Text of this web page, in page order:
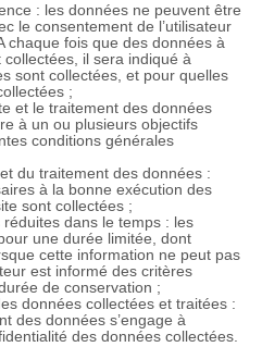
: les données ne peuvent être
le consentement de l’utilisateur
chaque fois que des données à
il sera indiqué à
sont collectées, et pour quelles
;
et le traitement des données
à un ou plusieurs objectifs
conditions générales
du traitement des données :
à la bonne exécution des
sont collectées ;
dans le temps : les
une durée limitée, dont
cette information ne peut pas
est informé des critères
de conservation ;
données collectées et traitées :
des données s’engage à
des données collectées.